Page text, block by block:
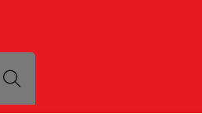
ou numéro de